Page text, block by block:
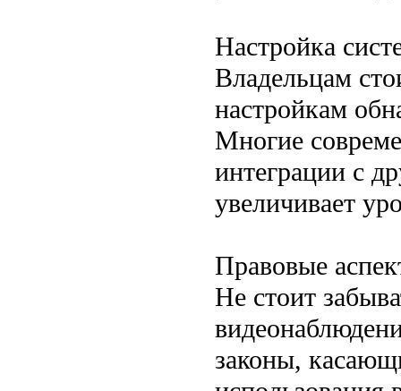
Настройка
Владельцам
настройкам
Многие
интеграции с
увеличивает
Правовые
Не стоит
законы,